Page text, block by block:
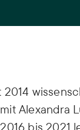
2014
Alexandra
bis 2021